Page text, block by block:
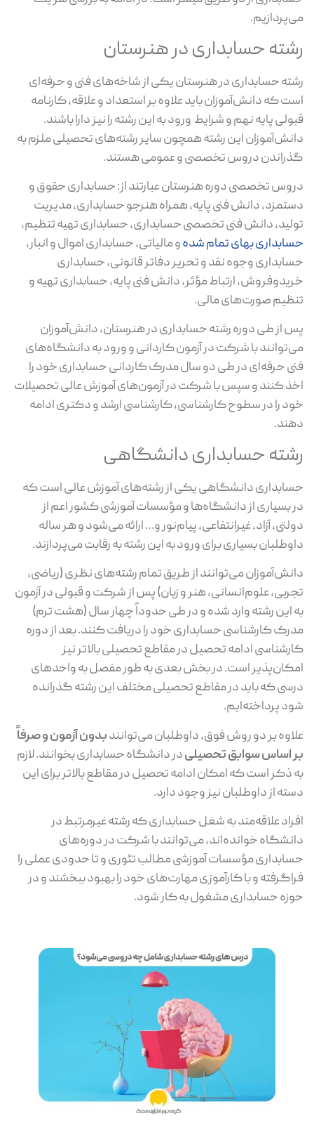
می‌پردازیم.
رشته حسابداری در هنرستان
رشته حسابداری در هنرستان یکی از شاخه‌های فنی و حرفه‌ای
است که دانش‌آموزان باید علاوه بر استعداد و علاقه، کارنامه
قبولی پایه نهم و شرایط ورود به این رشته را نیز دارا باشند.
دانش‌آموزان این رشته همچون سایر رشته‌های تحصیلی ملزم به
گذراندن دروس تخصصی و عمومی هستند.
دروس تخصصی دوره هنرستان عبارتند از: حسابداری حقوق و
دستمزد، دانش فنی پایه، همراه هنرجو حسابداری، مدیریت
تولید، دانش فنی تخصصی حسابداری، حسابداری تهیه تنظیم،
حسابداری بهای تمام شدهو مالیاتی، حسابداری اموال و انبار،
حسابداری وجوه نقد و تحریر دفاتر قانونی، حسابداری
خریدوفروش، ارتباط مؤثر، دانش فنی پایه، حسابداری تهیه و
تنظیم صورت‌های مالی.
پس از طی دوره رشته حسابداری در هنرستان، دانش‌آموزان
می‌توانند با شرکت در آزمون کاردانی و ورود به دانشگاه‌های
فنی حرفه‌ای در طی دو سال مدرک کاردانی حسابداری خود را
اخذ کنند و سپس با شرکت در آزمون‌های آموزش عالی تحصیلات
خود را در سطوح کارشناسی، کارشناسی ارشد و دکتری ادامه
دهند.
رشته حسابداری دانشگاهی
حسابداری دانشگاهی یکی از رشته‌های آموزش عالی است که
در بسیاری از دانشگاه‌ها و مؤسسات آموزشی کشور اعم از
دولتی، آزاد، غیرانتفاعی، پیام‌نور و… ارائه می‌شود و هر ساله
داوطلبان بسیاری برای ورود به این رشته به رقابت می‌پردازند.
دانش‌آموزان می‌توانند از طریق تمام رشته‌های نظری (ریاضی،
تجربی، علوم‌انسانی، هنر و زبان) پس از شرکت و قبولی در آزمون
به این رشته وارد شده و در طی حدوداً چهار سال (هشت ترم)
مدرک کارشناسی حسابداری خود را دریافت کنند. بعد از دوره
کارشناسی ادامه تحصیل در مقاطع تحصیلی بالاتر نیز
امکان‌پذیر است. در بخش بعدی به طور مفصل به واحدهای
درسی که باید در مقاطع تحصیلی مختلف این رشته گذرانده
شود پرداخته‌ایم.
علاوه بر دو روش فوق، داوطلبان می‌توانندبدون آزمون و صرفاً
بر اساس سوابق تحصیلیدر دانشگاه حسابداری بخوانند. لازم
به ذکر است که امکان ادامه تحصیل در مقاطع بالاتر برای این
دسته از داوطلبان نیز وجود دارد.
افراد علاقه‌مند به شغل حسابداری که رشته غیرمرتبط در
دانشگاه خوانده‌اند، می‌توانند با شرکت در دوره‌های
حسابداری مؤسسات آموزشی مطالب تئوری و تا حدودی عملی را
فراگرفته و با کارآموزی مهارت‌های خود را بهبود ببخشند و در
حوزه حسابداری مشغول به کار شود.